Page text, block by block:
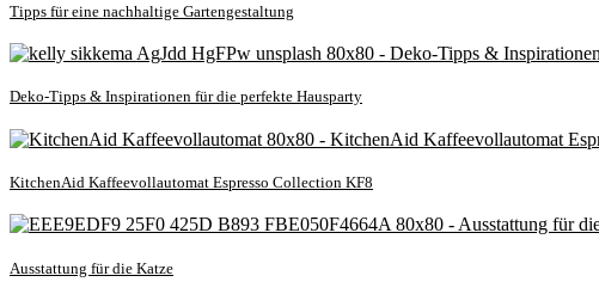
Tipps für eine nachhaltige Gartengestaltung
Deko-Tipps & Inspirationen für die perfekte Hausparty
KitchenAid Kaffeevollautomat Espresso Collection KF8
Ausstattung für die Katze